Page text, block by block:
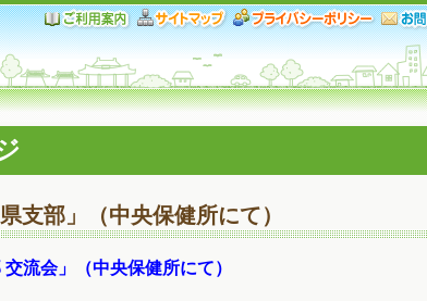
支部」（中央保健所にて）
流会」（中央保健所にて）